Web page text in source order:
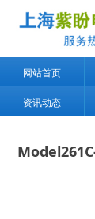
网站首页
资讯动态